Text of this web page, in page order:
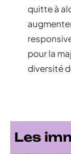
quitte à
pour la
diversité
Les